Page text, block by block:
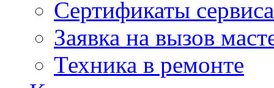
Сертификаты сервиса
Заявка на вызов
Техника в ремонте